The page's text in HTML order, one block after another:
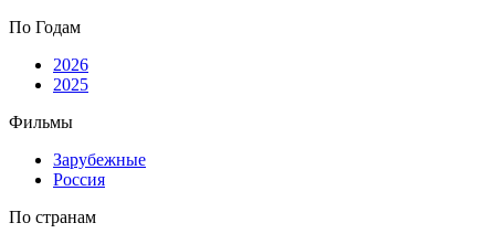
По Годам
2026
2025
Фильмы
Зарубежные
Россия
По странам